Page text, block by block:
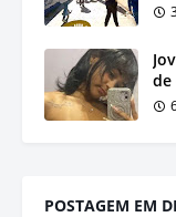
de
POSTAGEM EM